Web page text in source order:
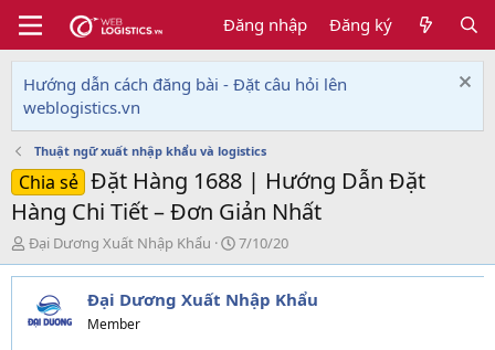
Đăng nhập Đăng ký
Hướng dẫn cách đăng bài - Đặt câu hỏi lên
weblogistics.vn
Thuật ngữ xuất nhập khẩu và logistics
Chia sẻ Đặt Hàng 1688 | Hướng Dẫn Đặt
Hàng Chi Tiết – Đơn Giản Nhất
T
h
r
a
Đại Dương Xuất Nhập Khẩu
N
g
à
y
7/10/20
Đại Dương Xuất Nhập Khẩu
Member